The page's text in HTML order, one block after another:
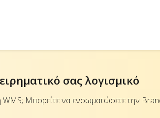
σας λογισμικό
WMS; Μπορείτε να ενσωματώσετε την